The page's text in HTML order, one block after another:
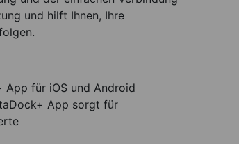
und hilft Ihnen, Ihre
für iOS und Android
App sorgt für